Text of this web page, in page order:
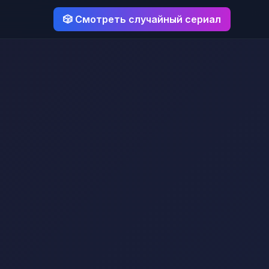
🎲 Смотреть случайный сериал